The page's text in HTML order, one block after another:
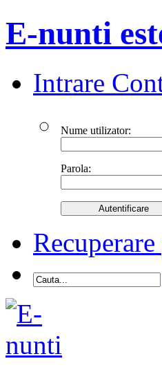
E-nunti
Intrare
Nume utilizator:
Parola: